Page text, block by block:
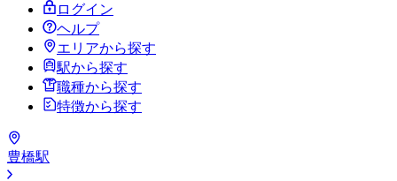
ログイン
ヘルプ
エリアから探す
駅から探す
職種から探す
特徴から探す
豊橋駅